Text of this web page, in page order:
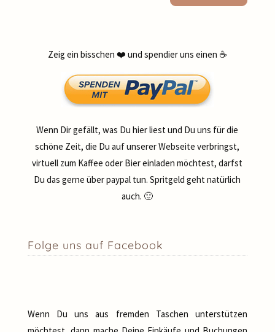
Zeig ein bisschen ❤️ und spendier uns einen ☕
Wenn Dir gefällt, was Du hier liest und Du uns für die
schöne Zeit, die Du auf unserer Webseite verbringst,
virtuell zum Kaffee oder Bier einladen möchtest, darfst
Du das gerne über paypal tun. Spritgeld geht natürlich
auch. 🙂
Folge uns auf Facebook
Wenn Du uns aus fremden Taschen unterstützen